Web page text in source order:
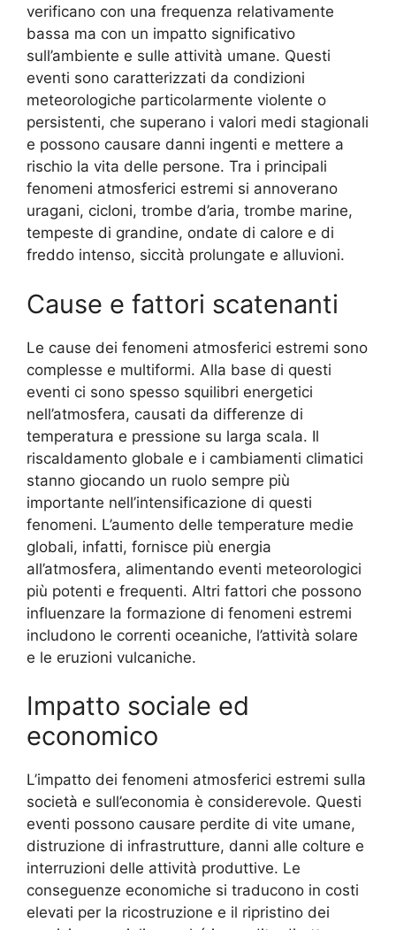
verificano con una frequenza relativamente
bassa ma con un impatto significativo
sull’ambiente e sulle attività umane. Questi
eventi sono caratterizzati da condizioni
meteorologiche particolarmente violente o
persistenti, che superano i valori medi stagionali
e possono causare danni ingenti e mettere a
rischio la vita delle persone. Tra i principali
fenomeni atmosferici estremi si annoverano
uragani, cicloni, trombe d’aria, trombe marine,
tempeste di grandine, ondate di calore e di
freddo intenso, siccità prolungate e alluvioni.
Cause e fattori scatenanti
Le cause dei fenomeni atmosferici estremi sono
complesse e multiformi. Alla base di questi
eventi ci sono spesso squilibri energetici
nell’atmosfera, causati da differenze di
temperatura e pressione su larga scala. Il
riscaldamento globale e i cambiamenti climatici
stanno giocando un ruolo sempre più
importante nell’intensificazione di questi
fenomeni. L’aumento delle temperature medie
globali, infatti, fornisce più energia
all’atmosfera, alimentando eventi meteorologici
più potenti e frequenti. Altri fattori che possono
influenzare la formazione di fenomeni estremi
includono le correnti oceaniche, l’attività solare
e le eruzioni vulcaniche.
Impatto sociale ed
economico
L’impatto dei fenomeni atmosferici estremi sulla
società e sull’economia è considerevole. Questi
eventi possono causare perdite di vite umane,
distruzione di infrastrutture, danni alle colture e
interruzioni delle attività produttive. Le
conseguenze economiche si traducono in costi
elevati per la ricostruzione e il ripristino dei